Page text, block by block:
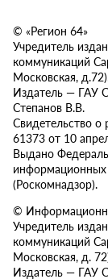
© «Регион 64»
Учредитель
коммуникаций
Московская,
Издатель — ГАУ
Степанов В.В.
Свидетельство
61373 от 10
Выдано
информационных
(Роскомнадзор).
©
Учредитель
коммуникаций
Московская, д.
Издатель — ГАУ